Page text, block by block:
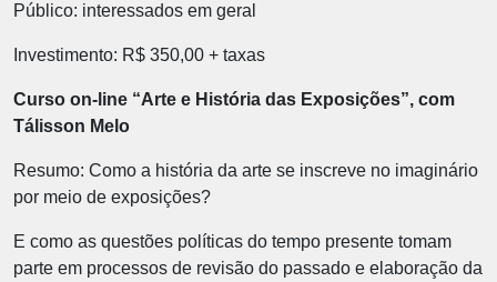
Público: interessados em geral
Investimento: R$ 350,00 + taxas
Curso on-line “Arte e História das Exposições”, com
Tálisson Melo
Resumo: Como a história da arte se inscreve no imaginário
por meio de exposições?
E como as questões políticas do tempo presente tomam
parte em processos de revisão do passado e elaboração da